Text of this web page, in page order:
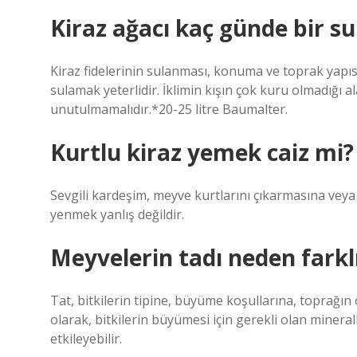
Kiraz ağacı kaç günde bir
Kiraz fidelerinin sulanması, konuma ve toprak
sulamak yeterlidir. İklimin kışın çok kuru olmadığı
unutulmamalıdır.*20-25 litre Baumalter.
Kurtlu kiraz yemek caiz mi?
Sevgili kardeşim, meyve kurtlarını çıkarmasına
yenmek yanlış değildir.
Meyvelerin tadı neden
Tat, bitkilerin tipine, büyüme koşullarına,
olarak, bitkilerin büyümesi için gerekli olan
etkileyebilir.